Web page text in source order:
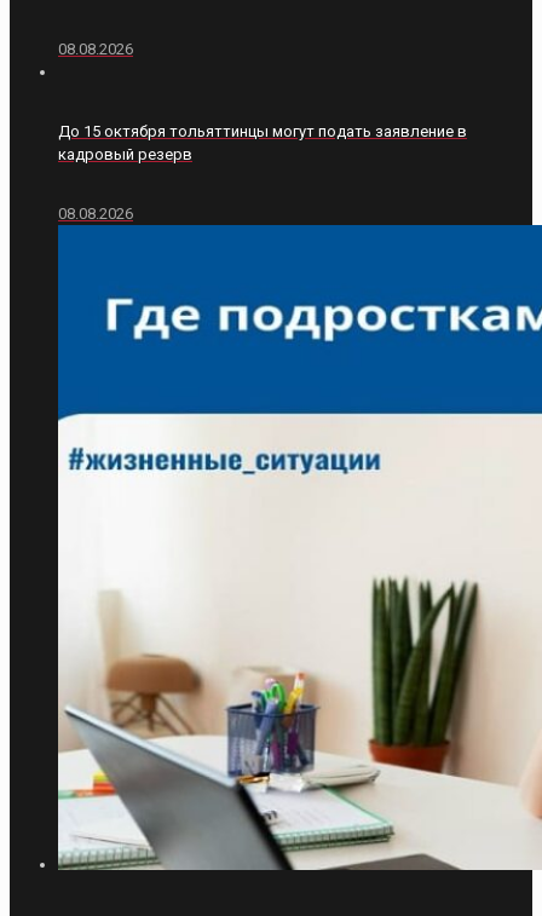
08.08.2026
До 15 октября тольяттинцы могут подать заявление в
кадровый резерв
08.08.2026